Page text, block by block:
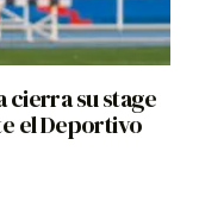
cierra su stage
el Deportivo